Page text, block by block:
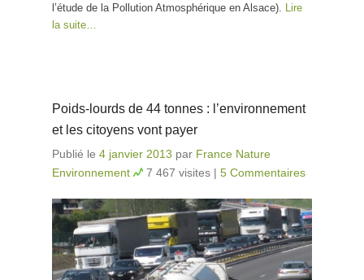
l’étude de la Pollution Atmosphérique en Alsace).
Lire
la suite…
Poids-lourds de 44 tonnes : l’environnement
et les citoyens vont payer
Publié le 4 janvier 2013 par France Nature
Environnement
7 467 visites | 5 Commentaires